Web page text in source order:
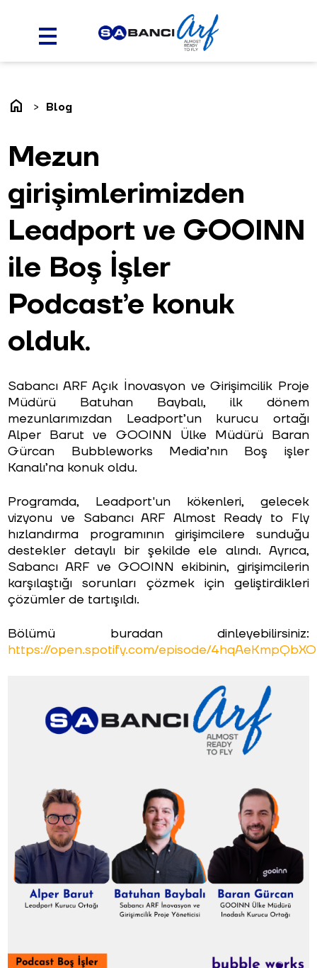
home Blog
Mezun
girişimlerimizden
Leadport ve GOOINN
ile Boş İşler
Podcast’e konuk
olduk.
Sabancı ARF Açık İnovasyon ve Girişimcilik Proje
Müdürü Batuhan Baybalı, ilk dönem
mezunlarımızdan Leadport’un kurucu ortağı
Alper Barut ve GOOINN Ülke Müdürü Baran
Gürcan Bubbleworks Media’nın Boş işler
Kanalı’na konuk oldu.
Programda, Leadport'un kökenleri, gelecek
vizyonu ve Sabancı ARF Almost Ready to Fly
hızlandırma programının girişimcilere sunduğu
destekler detaylı bir şekilde ele alındı. Ayrıca,
Sabancı ARF ve GOOINN ekibinin, girişimcilerin
karşılaştığı sorunları çözmek için geliştirdikleri
çözümler de tartışıldı.
Bölümü buradan dinleyebilirsiniz:
https://open.spotify.com/episode/